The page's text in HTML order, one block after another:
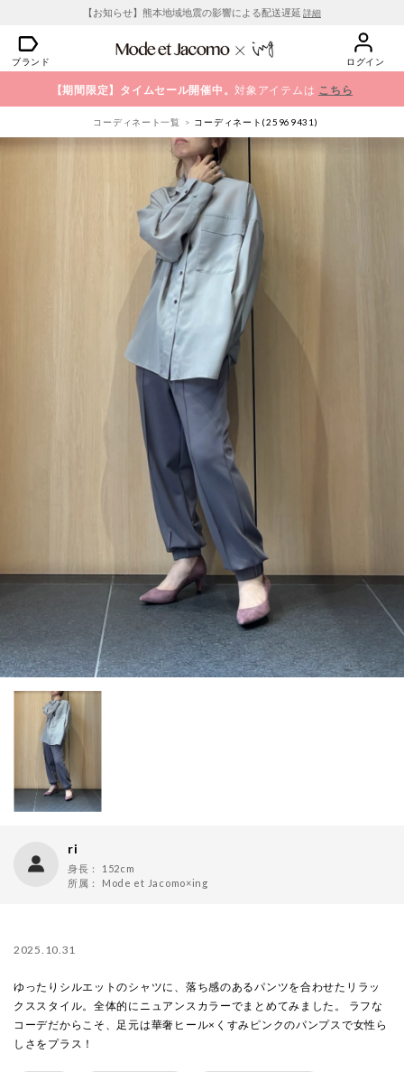
【お知らせ】熊本地域地震の影響による配送遅延 詳細
ブランド ログイン
【期間限定】タイムセール開催中。対象アイテムは こちら
コーディネート一覧 コーディネート(25969431)
ri
身長：
152cm
所属： Mode et Jacomo×ing
2025.10.31
ゆったりシルエットのシャツに、落ち感のあるパンツを合わせたリラッ
クススタイル。全体的にニュアンスカラーでまとめてみました。 ラフな
コーデだからこそ、足元は華奢ヒール×くすみピンクのパンプスで女性ら
しさをプラス！